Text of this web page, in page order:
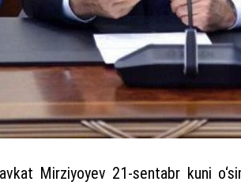
Mirziyoyev 21-sentabr kuni